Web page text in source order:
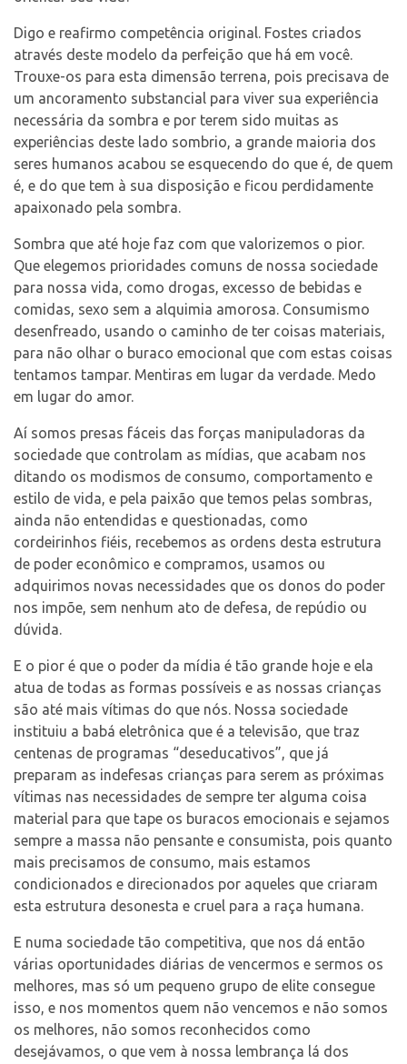
Digo e reafirmo competência original. Fostes criados
através deste modelo da perfeição que há em você.
Trouxe-os para esta dimensão terrena, pois precisava de
um ancoramento substancial para viver sua experiência
necessária da sombra e por terem sido muitas as
experiências deste lado sombrio, a grande maioria dos
seres humanos acabou se esquecendo do que é, de quem
é, e do que tem à sua disposição e ficou perdidamente
apaixonado pela sombra.
Sombra que até hoje faz com que valorizemos o pior.
Que elegemos prioridades comuns de nossa sociedade
para nossa vida, como drogas, excesso de bebidas e
comidas, sexo sem a alquimia amorosa. Consumismo
desenfreado, usando o caminho de ter coisas materiais,
para não olhar o buraco emocional que com estas coisas
tentamos tampar. Mentiras em lugar da verdade. Medo
em lugar do amor.
Aí somos presas fáceis das forças manipuladoras da
sociedade que controlam as mídias, que acabam nos
ditando os modismos de consumo, comportamento e
estilo de vida, e pela paixão que temos pelas sombras,
ainda não entendidas e questionadas, como
cordeirinhos fiéis, recebemos as ordens desta estrutura
de poder econômico e compramos, usamos ou
adquirimos novas necessidades que os donos do poder
nos impõe, sem nenhum ato de defesa, de repúdio ou
dúvida.
E o pior é que o poder da mídia é tão grande hoje e ela
atua de todas as formas possíveis e as nossas crianças
são até mais vítimas do que nós. Nossa sociedade
instituiu a babá eletrônica que é a televisão, que traz
centenas de programas “deseducativos”, que já
preparam as indefesas crianças para serem as próximas
vítimas nas necessidades de sempre ter alguma coisa
material para que tape os buracos emocionais e sejamos
sempre a massa não pensante e consumista, pois quanto
mais precisamos de consumo, mais estamos
condicionados e direcionados por aqueles que criaram
esta estrutura desonesta e cruel para a raça humana.
E numa sociedade tão competitiva, que nos dá então
várias oportunidades diárias de vencermos e sermos os
melhores, mas só um pequeno grupo de elite consegue
isso, e nos momentos quem não vencemos e não somos
os melhores, não somos reconhecidos como
desejávamos, o que vem à nossa lembrança lá dos